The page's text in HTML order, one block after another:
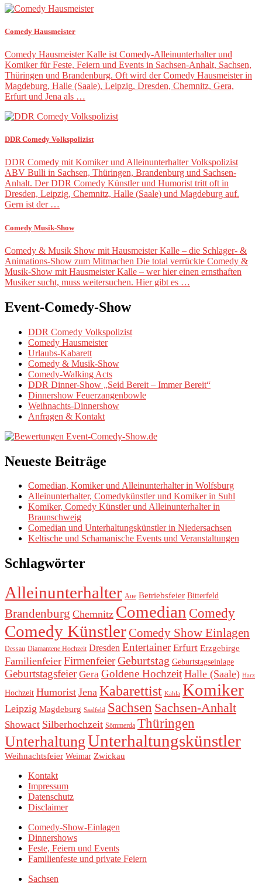
Comedy Hausmeister
Comedy Hausmeister Kalle ist Comedy-Alleinunterhalter und
Komiker für Feste, Feiern und Events in Sachsen-Anhalt, Sachsen,
Thüringen und Brandenburg. Oft wird der Comedy Hausmeister in
Magdeburg, Halle (Saale), Leipzig, Dresden, Chemnitz, Gera,
Erfurt und Jena als …
DDR Comedy Volkspolizist
DDR Comedy mit Komiker und Alleinunterhalter Volkspolizist
ABV Bulli in Sachsen, Thüringen, Brandenburg und Sachsen-
Anhalt. Der DDR Comedy Künstler und Humorist tritt oft in
Dresden, Leipzig, Chemnitz, Halle (Saale) und Magdeburg auf.
Gern ist der …
Comedy Musik-Show
Comedy & Musik Show mit Hausmeister Kalle – die Schlager- &
Animations-Show zum Mitmachen Die total verrückte Comedy &
Musik-Show mit Hausmeister Kalle – wer hier einen ernsthaften
Musiker sucht, muss weitersuchen. Hier gibt es …
Event-Comedy-Show
DDR Comedy Volkspolizist
Comedy Hausmeister
Urlaubs-Kabarett
Comedy & Musik-Show
Comedy-Walking Acts
DDR Dinner-Show „Seid Bereit – Immer Bereit“
Dinnershow Feuerzangenbowle
Weihnachts-Dinnershow
Anfragen & Kontakt
Neueste Beiträge
Comedian, Komiker und Alleinunterhalter in Wolfsburg
Alleinunterhalter, Comedykünstler und Komiker in Suhl
Komiker, Comedy Künstler und Alleinunterhalter in
Braunschweig
Comedian und Unterhaltungskünstler in Niedersachsen
Keltische und Schamanische Events und Veranstaltungen
Schlagwörter
Alleinunterhalter Aue Betriebsfeier Bitterfeld
Brandenburg Chemnitz Comedian Comedy
Comedy Künstler Comedy Show Einlagen
Dessau Diamantene Hochzeit Dresden Entertainer Erfurt Erzgebirge
Familienfeier FirmenfeierGeburtstag Geburtstagseinlage
Geburtstagsfeier Gera Goldene Hochzeit Halle (Saale) Harz
Hochzeit Humorist Jena Kabarettist Kahla Komiker
Leipzig Magdeburg Saalfeld Sachsen Sachsen-Anhalt
Showact Silberhochzeit Sömmerda Thüringen
UnterhaltungUnterhaltungskünstler
Weihnachtsfeier Weimar Zwickau
Kontakt
Impressum
Datenschutz
Disclaimer
Comedy-Show-Einlagen
Dinnershows
Feste, Feiern und Events
Familienfeste und private Feiern
Sachsen